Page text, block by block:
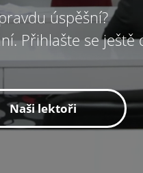
úspěšní?
Přihlašte se ještě
Naši lektoři